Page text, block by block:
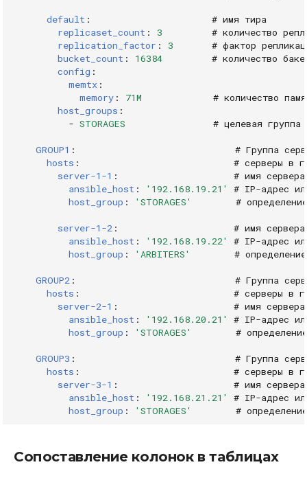
default :
# имя тира
replicaset_count : 3
# количество
replication_factor : 3
# фактор
bucket_count : 16384
# количество
config :
memtx :
memory : 71M
# количество
host_groups :
- STORAGES # целевая группа
GROUP1 :
# Группа
hosts :
# серверы в
server-1-1 :
# имя
ansible_host : '192.168.19.21'
# IP-адрес
host_group : 'STORAGES' #
server-1-2 :
# имя
ansible_host : '192.168.19.22'
# IP-адрес
host_group : 'ARBITERS' #
GROUP2 :
# Группа
hosts :
# серверы в
server-2-1 :
# имя
ansible_host : '192.168.20.21'
# IP-адрес
host_group : 'STORAGES' #
GROUP3 :
# Группа
hosts :
# серверы в
server-3-1 :
# имя
ansible_host : '192.168.21.21'
# IP-адрес
host_group : 'STORAGES' #
Сопоставление колонок в таблицах